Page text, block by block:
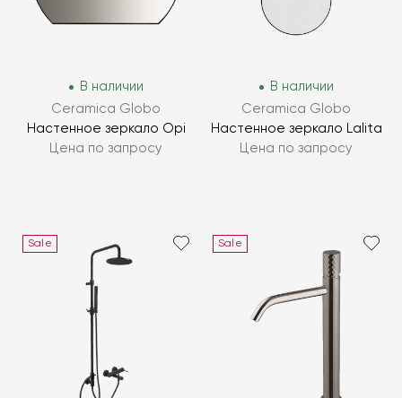
В наличии
Ceramica Globo
Настенное зеркало Opi
Цена по запросу
В наличии
Ceramica Globo
Настенное зеркало Lalita
Цена по запросу
Sale Sale